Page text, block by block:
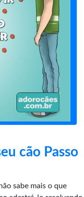
cão Passo
sabe mais o que